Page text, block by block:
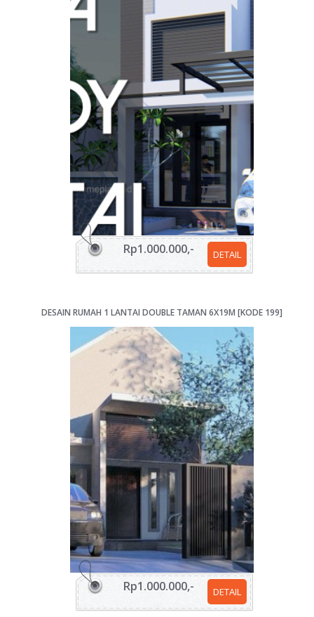
DETAIL
Rp1.000.000,-
DESAIN RUMAH 1 LANTAI DOUBLE TAMAN 6X19M [KODE 199]
DETAIL
Rp1.000.000,-